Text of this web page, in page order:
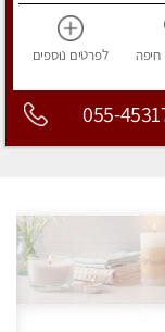
חיפה לפרטים נוספים
055-